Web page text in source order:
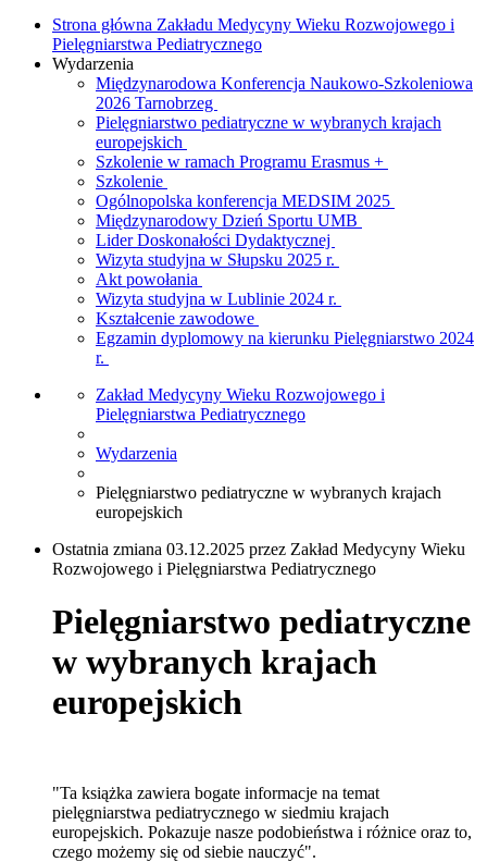
Strona główna Zakładu Medycyny Wieku Rozwojowego i
Pielęgniarstwa Pediatrycznego
Wydarzenia
Międzynarodowa Konferencja Naukowo-Szkoleniowa
2026 Tarnobrzeg
Pielęgniarstwo pediatryczne w wybranych krajach
europejskich
Szkolenie w ramach Programu Erasmus +
Szkolenie
Ogólnopolska konferencja MEDSIM 2025
Międzynarodowy Dzień Sportu UMB
Lider Doskonałości Dydaktycznej
Wizyta studyjna w Słupsku 2025 r.
Akt powołania
Wizyta studyjna w Lublinie 2024 r.
Kształcenie zawodowe
Egzamin dyplomowy na kierunku Pielęgniarstwo 2024
r.
Zakład Medycyny Wieku Rozwojowego i
Pielęgniarstwa Pediatrycznego
Wydarzenia
Pielęgniarstwo pediatryczne w wybranych krajach
europejskich
Ostatnia zmiana 03.12.2025 przez Zakład Medycyny Wieku
Rozwojowego i Pielęgniarstwa Pediatrycznego
Pielęgniarstwo pediatryczne
w wybranych krajach
europejskich
"Ta książka zawiera bogate informacje na temat
pielęgniarstwa pediatrycznego w siedmiu krajach
europejskich. Pokazuje nasze podobieństwa i różnice oraz to,
czego możemy się od siebie nauczyć".